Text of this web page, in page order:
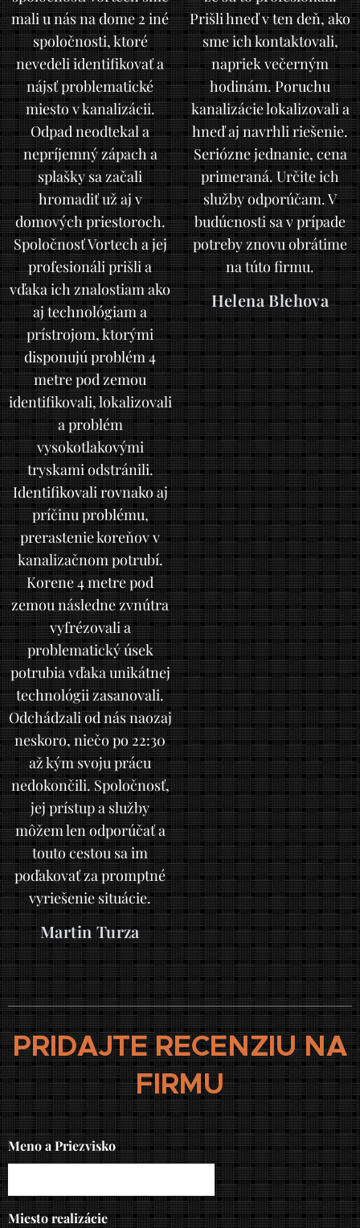
mali u nás na dome 2 iné
spoločnosti, ktoré
nevedeli identifikovať a
nájsť problematické
miesto v kanalizácii.
Odpad neodtekal a
nepríjemný zápach a
splašky sa začali
hromadiť už aj v
domových priestoroch.
Spoločnosť Vortech a jej
profesionáli prišli a
vďaka ich znalostiam ako
aj technológiam a
prístrojom, ktorými
disponujú problém 4
metre pod zemou
identifikovali, lokalizovali
a problém
vysokotlakovými
tryskami odstránili.
Identifikovali rovnako aj
príčinu problému,
prerastenie koreňov v
kanalizačnom potrubí.
Korene 4 metre pod
zemou následne zvnútra
vyfrézovali a
problematický úsek
potrubia vďaka unikátnej
technológii zasanovali.
Odchádzali od nás naozaj
neskoro, niečo po 22:30
až kým svoju prácu
nedokončili. Spoločnosť,
jej prístup a služby
môžem len odporúčať a
touto cestou sa im
poďakovať za promptné
vyriešenie situácie.
Martin Turza
Prišli hneď v ten deň, ako
sme ich kontaktovali,
napriek večerným
hodinám. Poruchu
kanalizácie lokalizovali a
hneď aj navrhli riešenie.
Seriózne jednanie, cena
primeraná. Určite ich
služby odporúčam. V
budúcnosti sa v prípade
potreby znovu obrátime
na túto firmu.
Helena Blehova
PRIDAJTE RECENZIU NA
FIRMU
Meno a Priezvisko
Miesto realizácie